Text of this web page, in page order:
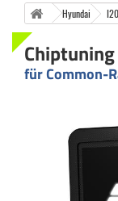
Hyundai I20
für Common-